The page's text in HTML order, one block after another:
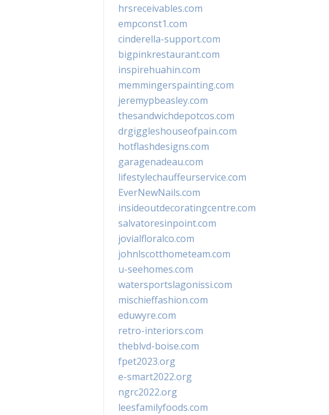
hrsreceivables.com
empconst1.com
cinderella-support.com
bigpinkrestaurant.com
inspirehuahin.com
memmingerspainting.com
jeremypbeasley.com
thesandwichdepotcos.com
drgiggleshouseofpain.com
hotflashdesigns.com
garagenadeau.com
lifestylechauffeurservice.com
EverNewNails.com
insideoutdecoratingcentre.com
salvatoresinpoint.com
jovialfloralco.com
johnlscotthometeam.com
u-seehomes.com
watersportslagonissi.com
mischieffashion.com
eduwyre.com
retro-interiors.com
theblvd-boise.com
fpet2023.org
e-smart2022.org
ngrc2022.org
leesfamilyfoods.com